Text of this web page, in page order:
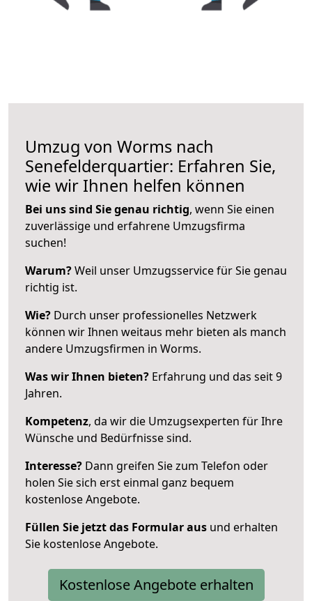
Umzug von Worms nach
Senefelderquartier: Erfahren Sie,
wie wir Ihnen helfen können
Bei uns sind Sie genau richtig, wenn Sie einen
zuverlässige und erfahrene Umzugsfirma
suchen!
Warum?Weil unser Umzugsservice für Sie genau
richtig ist.
Wie? Durch unser professionelles Netzwerk
können wir Ihnen weitaus mehr bieten als manch
andere Umzugsfirmen in Worms.
Was wir Ihnen bieten? Erfahrung und das seit 9
Jahren.
Kompetenz, da wir die Umzugsexperten für Ihre
Wünsche und Bedürfnisse sind.
Interesse? Dann greifen Sie zum Telefon oder
holen Sie sich erst einmal ganz bequem
kostenlose Angebote.
Füllen Sie jetzt das Formular aus und erhalten
Sie kostenlose Angebote.
Kostenlose Angebote erhalten